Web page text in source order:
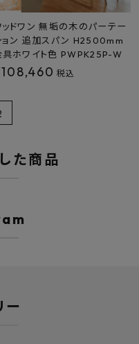
ッドワン 無垢の木のパーテー
ョン 追加スパン H2500mm
具ホワイト色 PWPK25P-W
108,460 税込
た商品
ー